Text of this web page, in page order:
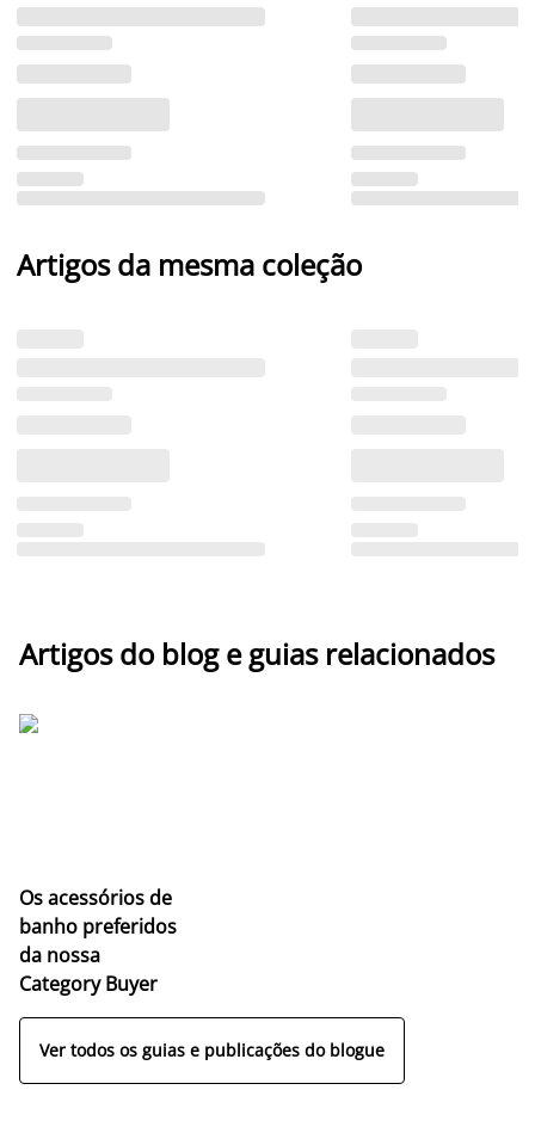
Artigos da mesma coleção
Artigos do blog e guias relacionados
Os acessórios de
banho preferidos
da nossa
Category Buyer
Ver todos os guias e publicações do blogue